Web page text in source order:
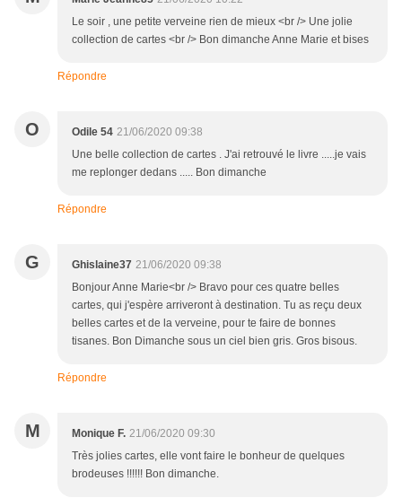
Le soir , une petite verveine rien de mieux <br /> Une jolie
collection de cartes <br /> Bon dimanche Anne Marie et bises
Répondre
O Odile 54 21/06/2020 09:38
Une belle collection de cartes . J'ai retrouvé le livre .....je vais
me replonger dedans ..... Bon dimanche
Répondre
G Ghislaine37 21/06/2020 09:38
Bonjour Anne Marie<br /> Bravo pour ces quatre belles
cartes, qui j'espère arriveront à destination. Tu as reçu deux
belles cartes et de la verveine, pour te faire de bonnes
tisanes. Bon Dimanche sous un ciel bien gris. Gros bisous.
Répondre
M Monique F. 21/06/2020 09:30
Très jolies cartes, elle vont faire le bonheur de quelques
brodeuses !!!!!! Bon dimanche.